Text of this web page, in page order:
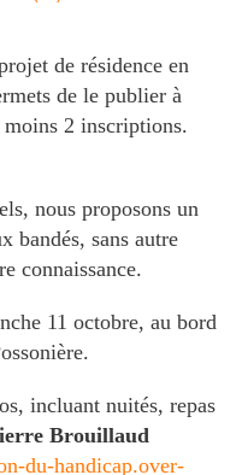
de résidence en
de le publier à
2 inscriptions.
nous proposons un
bandés, sans autre
connaissance.
11 octobre, au bord
incluant nuités, repas
Brouillaud
du-handicap.over-